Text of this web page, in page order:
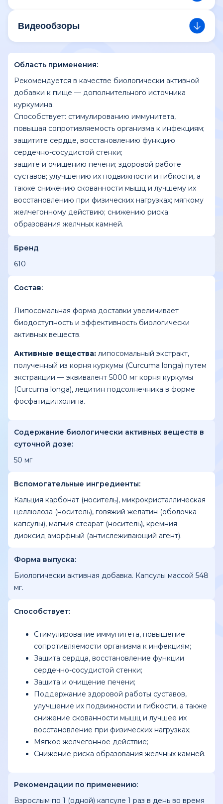
Видеообзоры
Область применения:
Рекомендуется в качестве биологически активной
добавки к пище — дополнительного источника
куркумина.
Способствует: стимулированию иммунитета,
повышая сопротивляемость организма к инфекциям;
защитите сердце, восстановлению функцию
сердечно-сосудистой стенки;
защите и очищению печени; здоровой работе
суставов; улучшению их подвижности и гибкости, а
также снижению скованности мышц и лучшему их
восстановлению при физических нагрузках; мягкому
желчегонному действию; снижению риска
образования желчных камней.
Бренд
610
Состав:
Липосомальная форма доставки увеличивает
биодоступность и эффективность биологически
активных веществ.
Активные вещества: липосомальный экстракт,
полученный из корня куркумы (Curcuma longa) путем
экстракции — эквивалент 5000 мг корня куркумы
(Curcuma longa), лецитин подсолнечника в форме
фосфатидилхолина.
Содержание биологически активных веществ в
суточной дозе:
50 мг
Вспомогательные ингредиенты:
Кальция карбонат (носитель), микрокристаллическая
целлюлоза (носитель), говяжий желатин (оболочка
капсулы), магния стеарат (носитель), кремния
диоксид аморфный (антислеживающий агент).
Форма выпуска:
Биологически активная добавка. Капсулы массой 548
мг.
Cпособствует:
Стимулирование иммунитета, повышение
сопротивляемости организма к инфекциям;
Защита сердца, восстановление функции
сердечно-сосудистой стенки;
Защита и очищение печени;
Поддержание здоровой работы суставов,
улучшение их подвижности и гибкости, а также
снижение скованности мышц и лучшее их
восстановление при физических нагрузках;
Мягкое желчегонное действие;
Снижение риска образования желчных камней.
Рекомендации по применению:
Взрослым по 1 (одной) капсуле 1 раз в день во время